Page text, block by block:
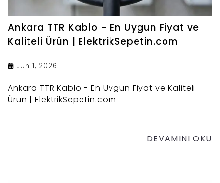
Ankara TTR Kablo - En Uygun Fiyat ve
Kaliteli Ürün | ElektrikSepetin.com
Jun 1, 2026
Ankara TTR Kablo - En Uygun Fiyat ve Kaliteli
Ürün | ElektrikSepetin.com
DEVAMINI OKU